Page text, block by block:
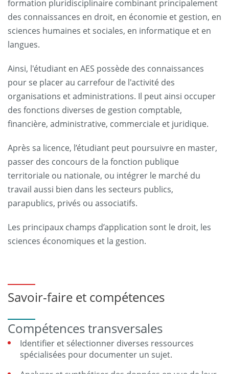
formation pluridisciplinaire combinant principalement
des connaissances en droit, en économie et gestion, en
sciences humaines et sociales, en informatique et en
langues.
Ainsi, l'étudiant en AES possède des connaissances
pour se placer au carrefour de l'activité des
organisations et administrations. Il peut ainsi occuper
des fonctions diverses de gestion comptable,
financière, administrative, commerciale et juridique.
Après sa licence, l’étudiant peut poursuivre en master,
passer des concours de la fonction publique
territoriale ou nationale, ou intégrer le marché du
travail aussi bien dans les secteurs publics,
parapublics, privés ou associatifs.
Les principaux champs d’application sont le droit, les
sciences économiques et la gestion.
Savoir-faire et compétences
Compétences transversales
Identifier et sélectionner diverses ressources
spécialisées pour documenter un sujet.